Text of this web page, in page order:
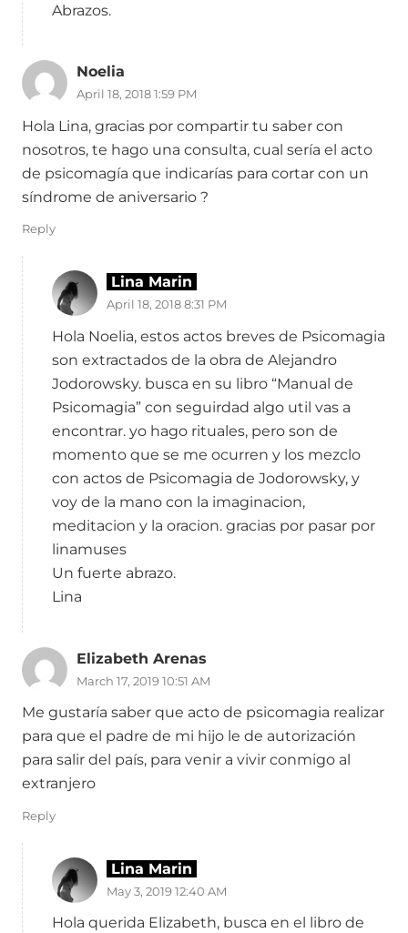
Abrazos.
Noelia
April 18, 2018 1:59 PM
Hola Lina, gracias por compartir tu saber con
nosotros, te hago una consulta, cual sería el acto
de psicomagía que indicarías para cortar con un
síndrome de aniversario ?
Reply
Lina Marin
April 18, 2018 8:31 PM
Hola Noelia, estos actos breves de Psicomagia
son extractados de la obra de Alejandro
Jodorowsky. busca en su libro “Manual de
Psicomagia” con seguirdad algo util vas a
encontrar. yo hago rituales, pero son de
momento que se me ocurren y los mezclo
con actos de Psicomagia de Jodorowsky, y
voy de la mano con la imaginacion,
meditacion y la oracion. gracias por pasar por
linamuses
Un fuerte abrazo.
Lina
Elizabeth Arenas
March 17, 2019 10:51 AM
Me gustaría saber que acto de psicomagia realizar
para que el padre de mi hijo le de autorización
para salir del país, para venir a vivir conmigo al
extranjero
Reply
Lina Marin
May 3, 2019 12:40 AM
Hola querida Elizabeth, busca en el libro de